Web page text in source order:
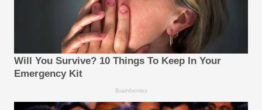
Will You Survive? 10 Things To Keep In Your
Emergency Kit
Brainberries